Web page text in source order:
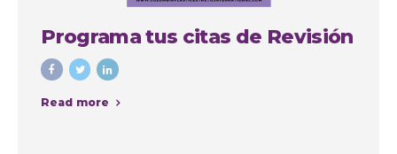
Programa tus citas de Revisión
Read more